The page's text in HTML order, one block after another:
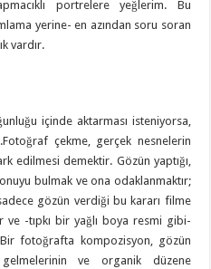
portrelere yeğlerim. Bu
yerine- en azından soru soran
vardır.
içinde aktarması isteniyorsa,
çekme, gerçek nesnelerin
edilmesi demektir. Gözün yaptığı,
bulmak ve ona odaklanmaktır;
gözün verdiği bu kararı filme
-tıpkı bir yağlı boya resmi gibi-
fotoğrafta kompozisyon, gözün
ve organik düzene